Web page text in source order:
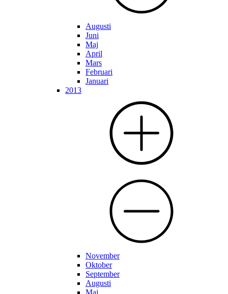
Augusti
Juni
Maj
April
Mars
Februari
Januari
2013
November
Oktober
September
Augusti
Maj